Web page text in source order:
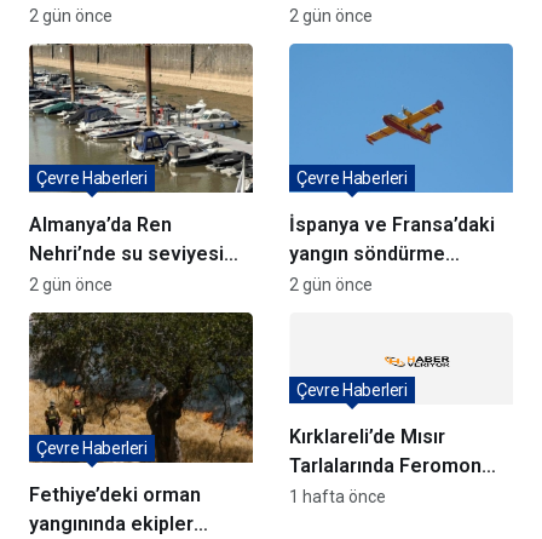
Çalışmaları Devam
Ediyor
2 gün önce
Yangınlarında
Ağaçlandırma Devam
2 gün önce
Almanya’da Ren
Nehri’nde su seviyesi
tarihi düşüşte
Çevre Haberleri
2 gün önce
İspanya ve Fransa’daki
yangın söndürme
uçakları Türkiye’ye
Çevre Haberleri
2 gün önce
Fethiye’deki orman
yangınında ekipler
Çevre Haberleri
Kırklareli’de Mısır
Tarlalarında Feromon
Tuzaklarıyla Verim
Çevre Haberleri
1 hafta önce